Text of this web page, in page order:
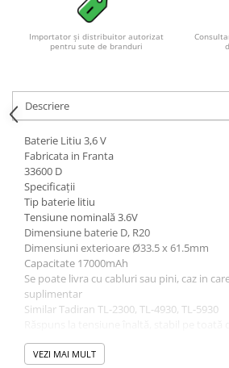
Acumulatori VRLA AGM/GEL /
Baterii si acumulatori gel si VRLA
Baterii si acumulatori AGM VRLA
de 6-12 V
GEL
AGM
Li-Ion
SLA AGM (Sealed Lead Acid)
Deep Cycle - Tractiune/Semi-
Tractiune
Marine & Caravan
APC
Sisteme de management (BMS)
Importator și distribuitor autorizat
pentru sute de branduri
Descriere
Baterie Litiu 3,6 V
Fabricata in Franta
33600 D
Specificații
Tip baterie litiu
Tensiune nominală 3.6V
Dimensiune baterie D, R20
Dimensiuni exterioare Ø33.5 x 61.5mm
Capacitate 17000mAh
Se poate livra cu cabluri sau pini, caz in
suplimentar
Similar Tadiran TL-2300, TL-4930, TL-5930
aplicației.
Citiri superioare de tensiune după
VEZI MAI MULT